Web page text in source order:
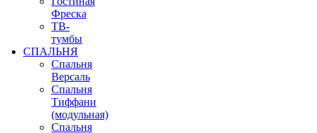
Фреска
ТВ-
тумбы
СПАЛЬНЯ
Спальня
Версаль
Спальня
Тиффани
(модульная)
Спальня